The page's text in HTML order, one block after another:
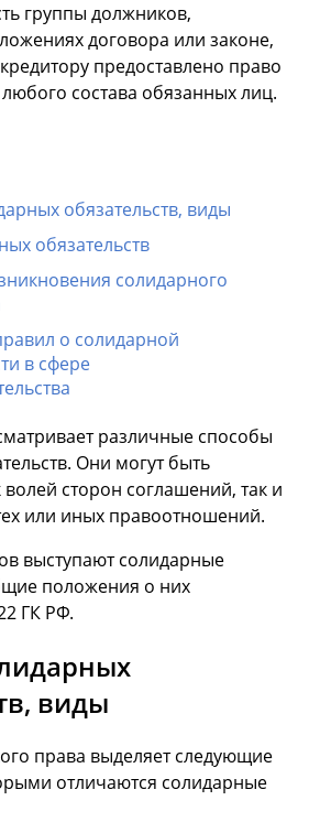
группы должников,
договора или законе,
предоставлено право
любого состава обязанных лиц.
обязательств, виды
обязательств
солидарного
о солидарной
в сфере
различные способы
Они могут быть
сторон соглашений, так и
или иных правоотношений.
выступают солидарные
положения о них
ГК РФ.
виды
права выделяет следующие
отличаются солидарные